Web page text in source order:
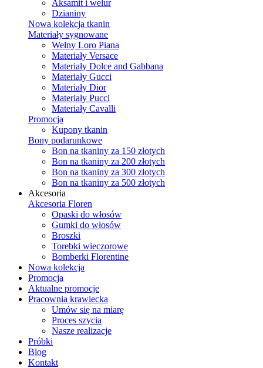
Aksamit i welur
Dzianiny
Nowa kolekcja tkanin
Materiały sygnowane
Wełny Loro Piana
Materiały Versace
Materiały Dolce and Gabbana
Materiały Gucci
Materiały Dior
Materiały Pucci
Materiały Cavalli
Promocja
Kupony tkanin
Bony podarunkowe
Bon na tkaniny za 150 złotych
Bon na tkaniny za 200 złotych
Bon na tkaniny za 300 złotych
Bon na tkaniny za 500 złotych
Akcesoria
Akcesoria Floren
Opaski do włosów
Gumki do włosów
Broszki
Torebki wieczorowe
Bomberki Florentine
Nowa kolekcja
Promocja
Aktualne promocje
Pracownia krawiecka
Umów się na miarę
Proces szycia
Nasze realizacje
Próbki
Blog
Kontakt